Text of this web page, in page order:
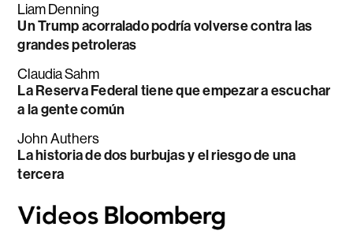
Liam Denning
Un Trump acorralado podría volverse contra las
grandes petroleras
Claudia Sahm
La Reserva Federal tiene que empezar a escuchar
a la gente común
John Authers
La historia de dos burbujas y el riesgo de una
tercera